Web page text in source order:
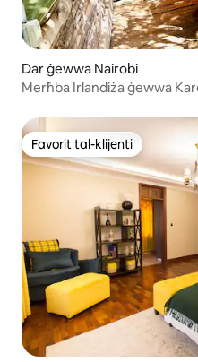
Dar ġewwa Nairobi
Merħba Irlandiża ġewwa
Favorit tal-klijenti
Favorit tal-klijenti